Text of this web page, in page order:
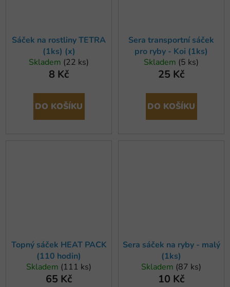
Sáček na rostliny TETRA
(1ks) (x)
Skladem (22 ks)
8 Kč
DO KOŠÍKU
Sera transportní sáček
pro ryby - Koi (1ks)
Skladem (5 ks)
25 Kč
DO KOŠÍKU
Topný sáček HEAT PACK
(110 hodin)
Skladem (111 ks)
65 Kč
Sera sáček na ryby - malý
(1ks)
Skladem (87 ks)
10 Kč